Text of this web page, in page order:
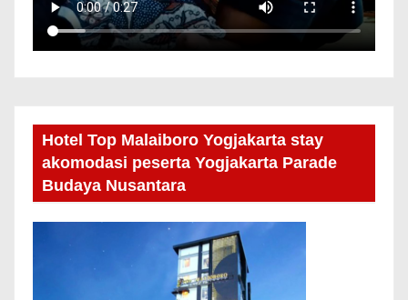
Hotel Top Malaiboro Yogjakarta stay
akomodasi peserta Yogjakarta Parade
Budaya Nusantara